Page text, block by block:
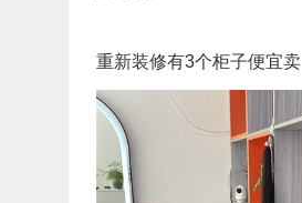
重新装修有3个柜子便宜卖